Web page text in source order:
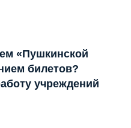
«Пушкинской
билетов?
учреждений